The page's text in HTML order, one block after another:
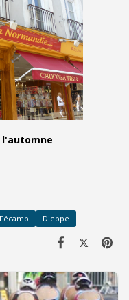
l'automne
Fécamp Dieppe